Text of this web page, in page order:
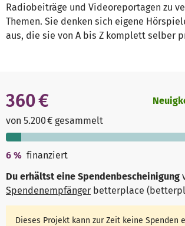
Radiobeiträge und Videoreportagen zu
Themen. Sie denken sich eigene
aus, die sie von A bis Z komplett selber
360 €
von 5.200 € gesammelt
6 % finanziert
Du erhältst eine Spendenbescheinigung
Spendenempfänger betterplace
Dieses Projekt kann zur Zeit keine Spenden